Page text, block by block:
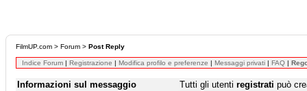
FilmUP.com > Forum > Post Reply
Indice Forum | Registrazione | Modifica profilo e preferenze | Messaggi privati | FAQ |
Informazioni sul messaggio Tutti gli utenti registrati può